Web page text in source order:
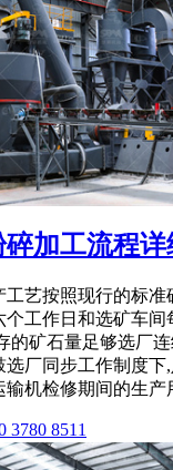
加工流程详
工艺按照现行的标准
个工作日和选矿车间
的矿石量足够选厂
选厂同步工作制度下
机检修期间的生产
3780 8511